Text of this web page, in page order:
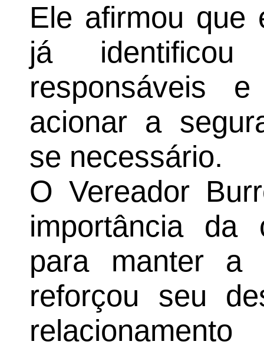
Ele afirmou que
já
responsáveis
acionar a
se necessário.
O Vereador
importância da
para manter a
reforçou seu